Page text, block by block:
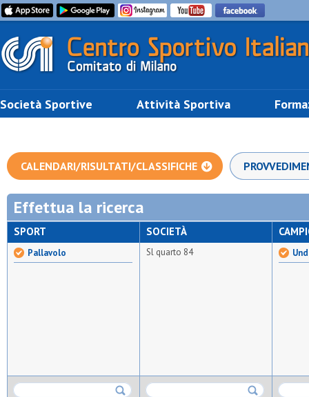
Società Sportive Attività Sportiva
CALENDARI/RISULTATI/CLASSIFICHE
Effettua la ricerca
SPORT
Pallavolo
SOCIETÀ
Sl quarto 84